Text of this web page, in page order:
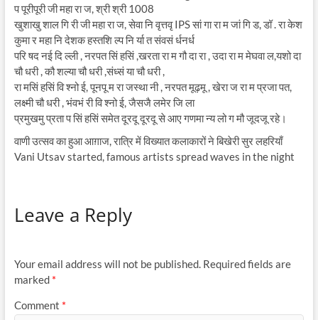
प पूरीपूरी जी महा रा ज, श्री श्री 1008
खुशाखु शाल गि री जी महा रा ज, सेवा नि वृत्तवृ IPS सां गा रा म जां गि ड, डॉ . रा केश
कुमा र महा नि देशक हस्तशि ल्प नि र्या त संवसं र्धनर्ध
परि षद नई दि ल्ली , नरपत सिं हसिं ,खरता रा म गौ दा रा , उदा रा म मेघवा ल,यशो दा
चौ धरी , कौ शल्या चौ धरी ,संध्सं या चौ धरी ,
रा मसिं हसिं वि श्नो ई, पूनपू म रा जस्था नी , नरपत मूढ़मू , खेरा ज रा म प्रजा पत,
लक्ष्मी चौ धरी , भंवभं री वि श्नो ई, जैसजै लमेर जि ला
प्रमुखमु प्रता प सिं हसिं समेत दूरदू दूरदू से आए गणमा न्य लो ग मौ जूदजू रहे।
वाणी उत्सव का हुआ आग़ाज, रात्रि में विख्यात कलाकारों ने बिखेरी सुर लहरियाँ
Vani Utsav started, famous artists spread waves in the night
Leave a Reply
Your email address will not be published. Required fields are
marked *
Comment *